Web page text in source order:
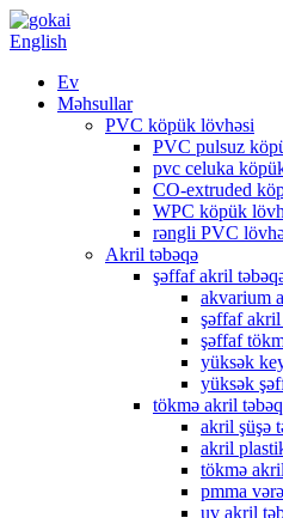
English
Ev
Məhsullar
PVC köpük lövhəsi
PVC pulsuz
pvc celuka
CO-extruded
WPC köpük
rəngli PVC
Akril təbəqə
şəffaf akril
akvarium
şəffaf akril
şəffaf
yüksək
yüksək
tökmə akril
akril şüşə
akril
tökmə
pmma
uv akril